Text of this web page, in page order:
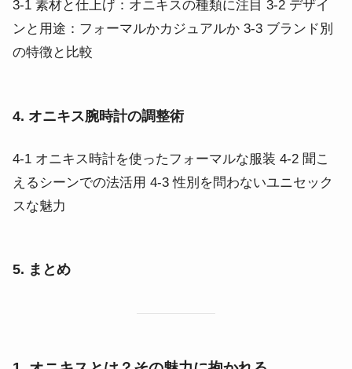
3-1 素材と仕上げ：オニキスの種類に注目 3-2 デザイ
ンと用途：フォーマルかカジュアルか 3-3 ブランド別
の特徴と比較
4. オニキス腕時計の調整術
4-1 オニキス時計を使ったフォーマルな服装 4-2 聞こ
えるシーンでの法活用 4-3 性別を問わないユニセック
スな魅力
5. まとめ